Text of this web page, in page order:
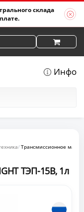
склада
Инфо
Tрансмиссионное
ТЭП-15В, 1л